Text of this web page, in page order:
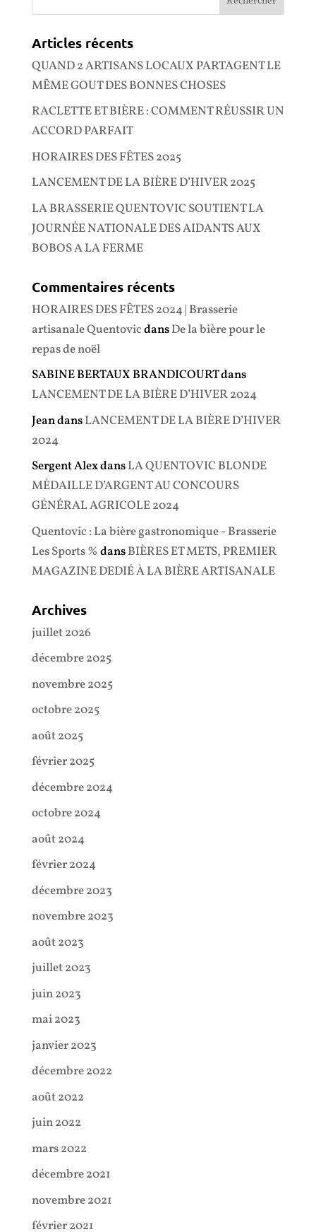
Articles récents
QUAND 2 ARTISANS LOCAUX PARTAGENT LE
MÊME GOUT DES BONNES CHOSES
RACLETTE ET BIÈRE : COMMENT RÉUSSIR UN
ACCORD PARFAIT
HORAIRES DES FÊTES 2025
LANCEMENT DE LA BIÈRE D’HIVER 2025
LA BRASSERIE QUENTOVIC SOUTIENT LA
JOURNÉE NATIONALE DES AIDANTS AUX
BOBOS A LA FERME
Commentaires récents
HORAIRES DES FÊTES 2024 | Brasserie
artisanale QuentovicdansDe la bière pour le
repas de noël
SABINE BERTAUX BRANDICOURTdans
LANCEMENT DE LA BIÈRE D’HIVER 2024
JeandansLANCEMENT DE LA BIÈRE D’HIVER
2024
Sergent AlexdansLA QUENTOVIC BLONDE
MÉDAILLE D’ARGENT AU CONCOURS
GÉNÉRAL AGRICOLE 2024
Quentovic : La bière gastronomique - Brasserie
Les Sports % dansBIÈRES ET METS, PREMIER
MAGAZINE DEDIÉ À LA BIÈRE ARTISANALE
Archives
juillet 2026
décembre 2025
novembre 2025
octobre 2025
août 2025
février 2025
décembre 2024
octobre 2024
août 2024
février 2024
décembre 2023
novembre 2023
août 2023
juillet 2023
juin 2023
mai 2023
janvier 2023
décembre 2022
août 2022
juin 2022
mars 2022
décembre 2021
novembre 2021
février 2021